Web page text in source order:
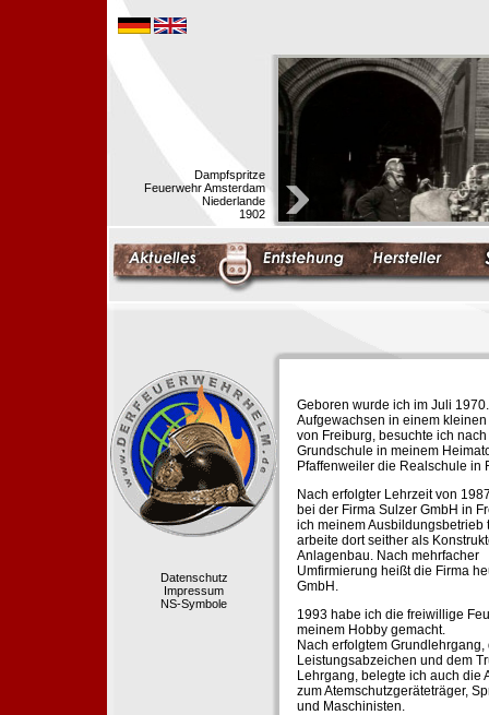
Dampfspritze
Feuerwehr Amsterdam
Niederlande
1902
Datenschutz
Impressum
NS-Symbole
Geboren wurde ich im Juli 1970.
Aufgewachsen in einem kleinen
von Freiburg, besuchte ich nach
Grundschule in meinem
Pfaffenweiler die Realschule in
Nach erfolgter Lehrzeit von
bei der Firma Sulzer GmbH in
ich meinem Ausbildungsbetrieb
arbeite dort seither als
Anlagenbau. Nach mehrfacher
Umfirmierung heißt die Firma
GmbH.
1993 habe ich die freiwillige
meinem Hobby gemacht.
Nach erfolgtem Grundlehrgang,
Leistungsabzeichen und dem
Lehrgang, belegte ich auch die
zum Atemschutzgeräteträger,
und Maschinisten.